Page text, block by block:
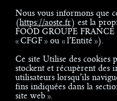
Nous vous informons que
(https://aoste.fr) est la
FOOD GROUPE
« CFGF » ou « l’Entité »).
Ce site Utilise des cookies
stockent et récupèrent des
utilisateurs lorsqu’ils
fins indiquées dans la
site web ».